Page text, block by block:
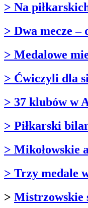
> Na
> Dwa mecze –
> Medalowe
> Ćwiczyli dla
> 37 klubów w
> Piłkarski
> Mikołowskie
> Trzy medale
> Mistrzowskie